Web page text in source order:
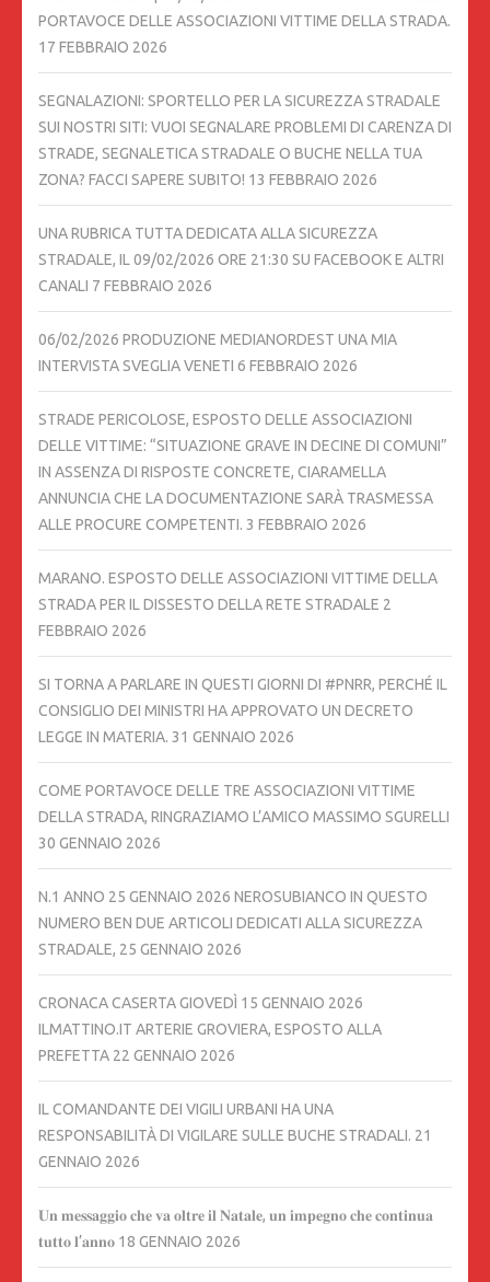
PORTAVOCE DELLE ASSOCIAZIONI VITTIME DELLA STRADA.
17 FEBBRAIO 2026
SEGNALAZIONI: SPORTELLO PER LA SICUREZZA STRADALE
SUI NOSTRI SITI: VUOI SEGNALARE PROBLEMI DI CARENZA DI
STRADE, SEGNALETICA STRADALE O BUCHE NELLA TUA
ZONA? FACCI SAPERE SUBITO! 13 FEBBRAIO 2026
UNA RUBRICA TUTTA DEDICATA ALLA SICUREZZA
STRADALE, IL 09/02/2026 ORE 21:30 SU FACEBOOK E ALTRI
CANALI 7 FEBBRAIO 2026
06/02/2026 PRODUZIONE MEDIANORDEST UNA MIA
INTERVISTA SVEGLIA VENETI 6 FEBBRAIO 2026
STRADE PERICOLOSE, ESPOSTO DELLE ASSOCIAZIONI
DELLE VITTIME: “SITUAZIONE GRAVE IN DECINE DI COMUNI”
IN ASSENZA DI RISPOSTE CONCRETE, CIARAMELLA
ANNUNCIA CHE LA DOCUMENTAZIONE SARÀ TRASMESSA
ALLE PROCURE COMPETENTI. 3 FEBBRAIO 2026
MARANO. ESPOSTO DELLE ASSOCIAZIONI VITTIME DELLA
STRADA PER IL DISSESTO DELLA RETE STRADALE 2
FEBBRAIO 2026
SI TORNA A PARLARE IN QUESTI GIORNI DI #PNRR, PERCHÉ IL
CONSIGLIO DEI MINISTRI HA APPROVATO UN DECRETO
LEGGE IN MATERIA. 31 GENNAIO 2026
COME PORTAVOCE DELLE TRE ASSOCIAZIONI VITTIME
DELLA STRADA, RINGRAZIAMO L’AMICO MASSIMO SGURELLI
30 GENNAIO 2026
N.1 ANNO 25 GENNAIO 2026 NEROSUBIANCO IN QUESTO
NUMERO BEN DUE ARTICOLI DEDICATI ALLA SICUREZZA
STRADALE, 25 GENNAIO 2026
CRONACA CASERTA GIOVEDÌ 15 GENNAIO 2026
ILMATTINO.IT ARTERIE GROVIERA, ESPOSTO ALLA
PREFETTA 22 GENNAIO 2026
IL COMANDANTE DEI VIGILI URBANI HA UNA
RESPONSABILITÀ DI VIGILARE SULLE BUCHE STRADALI. 21
GENNAIO 2026
𝐔𝐧 𝐦𝐞𝐬𝐬𝐚𝐠𝐠𝐢𝐨 𝐜𝐡𝐞 𝐯𝐚 𝐨𝐥𝐭𝐫𝐞 𝐢𝐥 𝐍𝐚𝐭𝐚𝐥𝐞, 𝐮𝐧 𝐢𝐦𝐩𝐞𝐠𝐧𝐨 𝐜𝐡𝐞 𝐜𝐨𝐧𝐭𝐢𝐧𝐮𝐚
𝐭𝐮𝐭𝐭𝐨 𝐥’𝐚𝐧𝐧𝐨 18 GENNAIO 2026